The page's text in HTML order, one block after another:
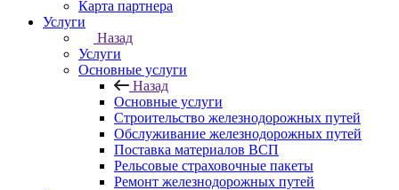
Карта партнера
Услуги
Назад
Услуги
Основные услуги
Назад
Основные услуги
Строительство железнодорожных путей
Обслуживание железнодорожных путей
Поставка материалов ВСП
Рельсовые страховочные пакеты
Ремонт железнодорожных путей